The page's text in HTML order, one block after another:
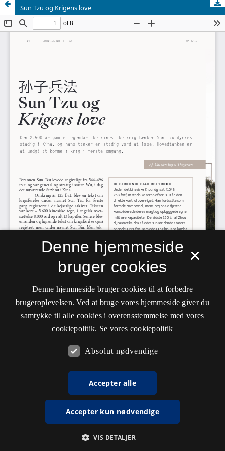
Sun Tzu og Krigens love
×
Denne hjemmeside
bruger cookies
Denne hjemmeside bruger cookies til at forbedre
brugeroplevelsen. Ved at bruge vores hjemmeside giver du
samtykke til alle cookies i overensstemmelse med vores
cookiepolitik. Se vores cookiepolitik
Absolut nødvendige
Accepter alle
Accepter kun nødvendige
VIS DETALJER